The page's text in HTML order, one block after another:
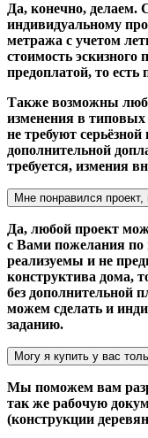
Да, конечно, делаем.
индивидуальному
метража с учетом
стоимость эскизного
предоплатой, то есть
Также возможны
изменения в типовых
не требуют
дополнительной
требуется, измения
Мне понравился
Да, любой проект
с Вами пожелания по
реализуемы и не
конструктива дома,
без дополнительной
можем сделать и
заданию.
Могу я купить у вас
Мы поможем вам
так же рабочую
(конструкции